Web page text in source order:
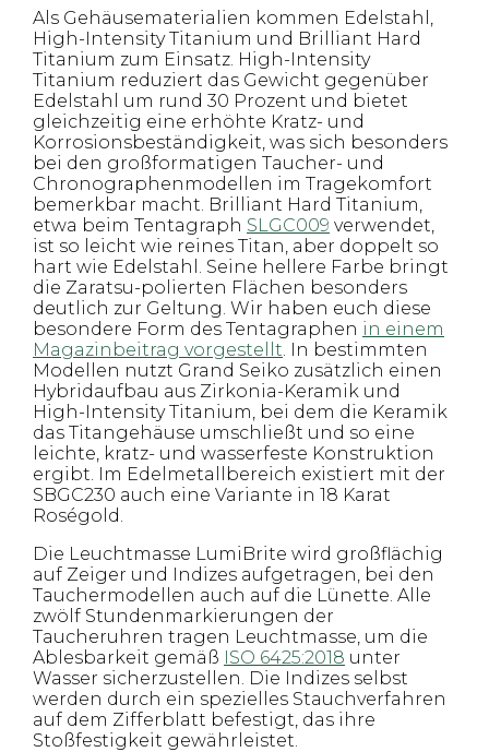
Als Gehäusematerialien kommen Edelstahl,
High-Intensity Titanium und Brilliant Hard
Titanium zum Einsatz. High-Intensity
Titanium reduziert das Gewicht gegenüber
Edelstahl um rund 30 Prozent und bietet
gleichzeitig eine erhöhte Kratz- und
Korrosionsbeständigkeit, was sich besonders
bei den großformatigen Taucher- und
Chronographenmodellen im Tragekomfort
bemerkbar macht. Brilliant Hard Titanium,
etwa beim Tentagraph SLGC009 verwendet,
ist so leicht wie reines Titan, aber doppelt so
hart wie Edelstahl. Seine hellere Farbe bringt
die Zaratsu-polierten Flächen besonders
deutlich zur Geltung. Wir haben euch diese
besondere Form des Tentagraphen in einem
Magazinbeitrag vorgestellt. In bestimmten
Modellen nutzt Grand Seiko zusätzlich einen
Hybridaufbau aus Zirkonia-Keramik und
High-Intensity Titanium, bei dem die Keramik
das Titangehäuse umschließt und so eine
leichte, kratz- und wasserfeste Konstruktion
ergibt. Im Edelmetallbereich existiert mit der
SBGC230 auch eine Variante in 18 Karat
Roségold.
Die Leuchtmasse LumiBrite wird großflächig
auf Zeiger und Indizes aufgetragen, bei den
Tauchermodellen auch auf die Lünette. Alle
zwölf Stundenmarkierungen der
Taucheruhren tragen Leuchtmasse, um die
Ablesbarkeit gemäß ISO 6425:2018 unter
Wasser sicherzustellen. Die Indizes selbst
werden durch ein spezielles Stauchverfahren
auf dem Zifferblatt befestigt, das ihre
Stoßfestigkeit gewährleistet.